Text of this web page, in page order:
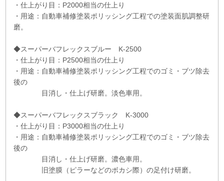
・仕上がり目：P2000相当の仕上り
・用途：自動車補修塗装ポリッシング工程での塗装面肌調整研
磨。
◆スーパーバフレックスブルー K-2500
・仕上がり目：P2500相当の仕上り
・用途：自動車補修塗装ポリッシング工程でのゴミ・ブツ除去
後の
目消し・仕上げ研磨。淡色車用。
◆スーパーバフレックスブラック K-3000
・仕上がり目：P3000相当の仕上り
・用途：自動車補修塗装ポリッシング工程でのゴミ・ブツ除去
後の
目消し・仕上げ研磨。濃色車用。
旧塗膜（ピラーなどのボカシ際）の足付け研磨。